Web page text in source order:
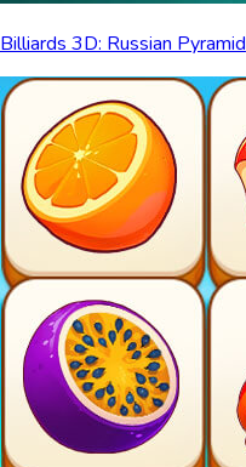
Billiards 3D: Russian Pyramid